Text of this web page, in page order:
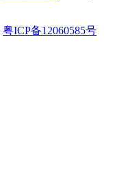
粤ICP备12060585号